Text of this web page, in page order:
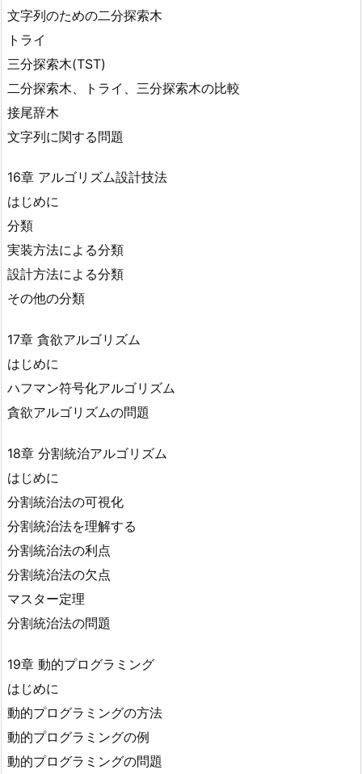
文字列のための二分探索木
トライ
三分探索木(TST)
二分探索木、トライ、三分探索木の比較
接尾辞木
文字列に関する問題
16章 アルゴリズム設計技法
はじめに
分類
実装方法による分類
設計方法による分類
その他の分類
17章 貪欲アルゴリズム
はじめに
ハフマン符号化アルゴリズム
貪欲アルゴリズムの問題
18章 分割統治アルゴリズム
はじめに
分割統治法の可視化
分割統治法を理解する
分割統治法の利点
分割統治法の欠点
マスター定理
分割統治法の問題
19章 動的プログラミング
はじめに
動的プログラミングの方法
動的プログラミングの例
動的プログラミングの問題